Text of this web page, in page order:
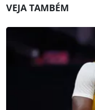
VEJA TAMBÉM